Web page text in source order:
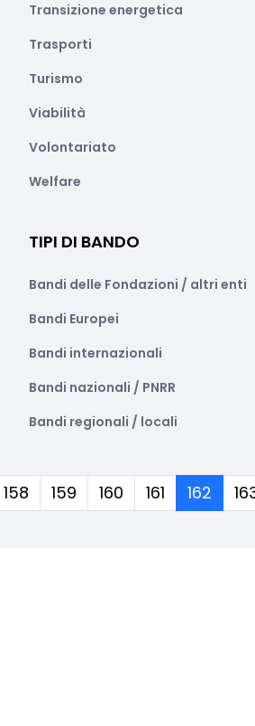
Transizione energetica
Trasporti
Turismo
Viabilità
Volontariato
Welfare
TIPI DI BANDO
Bandi delle Fondazioni / altri enti
Bandi Europei
Bandi internazionali
Bandi nazionali / PNRR
Bandi regionali / locali
158 159 160 161 162